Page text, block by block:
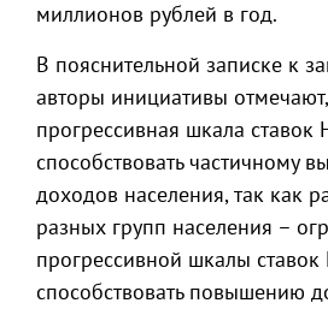
миллионов рублей в год.
В пояснительной записке к
авторы инициативы
прогрессивная шкала
способствовать частичному
доходов населения, так как
разных групп населения –
прогрессивной шкалы
способствовать повышению